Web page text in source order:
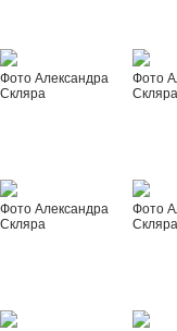
Фото Александра
Скляра
Фото
Скляра
Фото Александра
Скляра
Фото
Скляра